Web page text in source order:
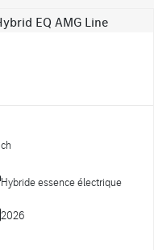
ch
Hybride essence électrique
2026